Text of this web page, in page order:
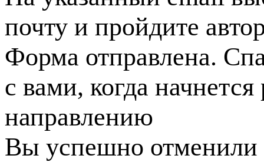
почту и пройдите
Форма отправлена.
с вами, когда
направлению
Вы успешно отменили